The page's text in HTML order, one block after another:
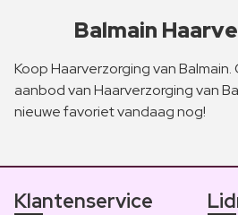
Balmain
Koop Haarverzorging van
aanbod van Haarverzorging van
nieuwe favoriet vandaag nog!
Klantenservice